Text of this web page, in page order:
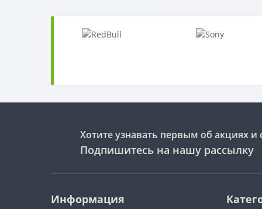
Хотите узнавать первым об акциях и
Подпишитесь на нашу рассылку
Информация